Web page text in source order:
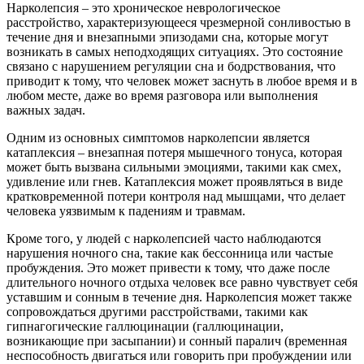
Нарколепсия – это хроническое неврологическое
расстройство, характеризующееся чрезмерной сонливостью в
течение дня и внезапными эпизодами сна, которые могут
возникать в самых неподходящих ситуациях. Это состояние
связано с нарушением регуляции сна и бодрствования, что
приводит к тому, что человек может заснуть в любое время и в
любом месте, даже во время разговора или выполнения
важных задач.
Одним из основных симптомов нарколепсии является
катаплексия – внезапная потеря мышечного тонуса, которая
может быть вызвана сильными эмоциями, такими как смех,
удивление или гнев. Катаплексия может проявляться в виде
кратковременной потери контроля над мышцами, что делает
человека уязвимым к падениям и травмам.
Кроме того, у людей с нарколепсией часто наблюдаются
нарушения ночного сна, такие как бессонница или частые
пробуждения. Это может привести к тому, что даже после
длительного ночного отдыха человек все равно чувствует себя
уставшим и сонным в течение дня. Нарколепсия может также
сопровождаться другими расстройствами, такими как
гипнагогические галлюцинации (галлюцинации,
возникающие при засыпании) и сонный паралич (временная
неспособность двигаться или говорить при пробуждении или